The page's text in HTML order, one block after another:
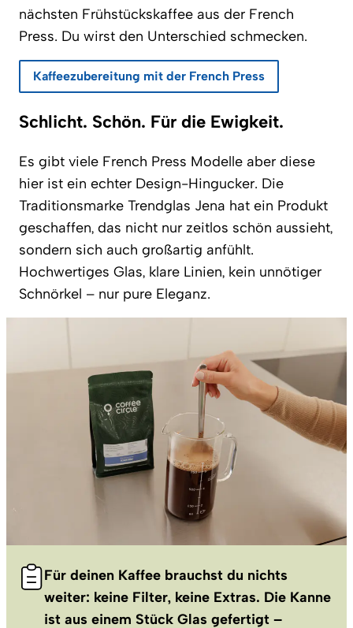
nächsten Frühstückskaffee aus der French
Press. Du wirst den Unterschied schmecken.
Kaffeezubereitung mit der French Press
Schlicht. Schön. Für die Ewigkeit.
Es gibt viele French Press Modelle aber diese
hier ist ein echter Design-Hingucker. Die
Traditionsmarke Trendglas Jena hat ein Produkt
geschaffen, das nicht nur zeitlos schön aussieht,
sondern sich auch großartig anfühlt.
Hochwertiges Glas, klare Linien, kein unnötiger
Schnörkel – nur pure Eleganz.
Für deinen Kaffee brauchst du nichts
weiter: keine Filter, keine Extras. Die Kanne
ist aus einem Stück Glas gefertigt –